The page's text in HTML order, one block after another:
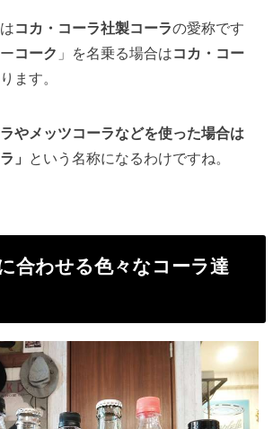
はコカ・コーラ社製コーラの愛称です
コーク 」を名乗る場合はコカ・コー
ます。
やメッツコーラなどを使った場合は
」 という名称になるわけですね。
合わせる色々なコーラ達